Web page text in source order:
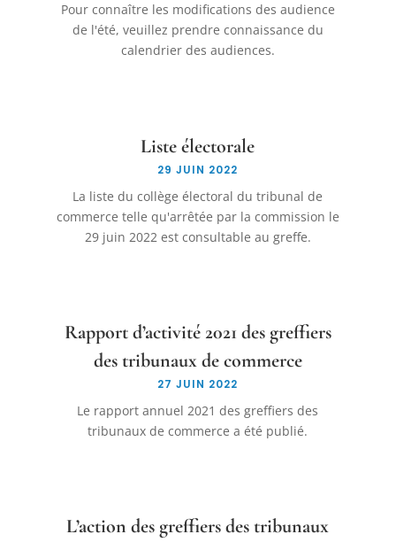
Pour connaître les modifications des audience
de l'été, veuillez prendre connaissance du
calendrier des audiences.
Liste électorale
29 JUIN 2022
La liste du collège électoral du tribunal de
commerce telle qu'arrêtée par la commission le
29 juin 2022 est consultable au greffe.
Rapport d’activité 2021 des greffiers
des tribunaux de commerce
27 JUIN 2022
Le rapport annuel 2021 des greffiers des
tribunaux de commerce a été publié.
L’action des greffiers des tribunaux